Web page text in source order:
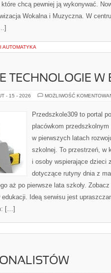
chcą pewniej ją wykonywać.
Wokalna i Muzyczna. W
AUTOMATYKA
TECHNOLOGIE W
- 15 - 2026 MOŻLIWOŚĆ
Przedszkole309 to portal
placówkom
w pierwszych latach
szkolnej. To przestrzeń, w
i osoby wspierające dzieci
dotyczące rutyny dnia z
aż po pierwsze lata szkoły.
edukacji. Ideą serwisu jest
[…]